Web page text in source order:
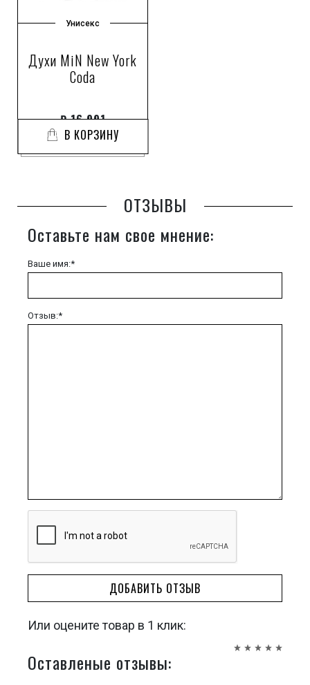
Унисекс
Духи MiN New York
Coda
₽16 991
В КОРЗИНУ
ОТЗЫВЫ
Оставьте нам свое мнение:
Ваше имя:*
Отзыв:*
ДОБАВИТЬ ОТЗЫВ
Или оцените товар в 1 клик:
Оставленые отзывы: